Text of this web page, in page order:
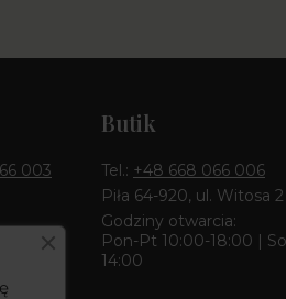
003
Butik
Tel.: +48 668 066 006
Piła 64-920, ul. Witosa 2
Godziny otwarcia:
Pon-Pt 10:00-18:00 |
14:00